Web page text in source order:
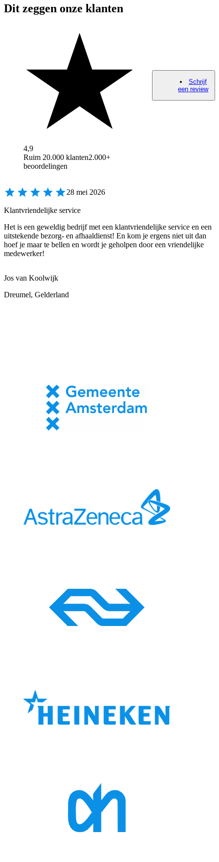
Dit zeggen onze klanten
4,9
Ruim 20.000 klanten2.000+
beoordelingen
Schrijf
een review
28 mei 2026
Klantvriendelijke service
Het is een geweldig bedrijf met een klantvriendelijke service en een
uitstekende bezorg- en afhaaldienst! En kom je ergens niet uit dan
hoef je maar te bellen en wordt je geholpen door een vriendelijke
medewerker!
Jos van Koolwijk
Dreumel, Gelderland